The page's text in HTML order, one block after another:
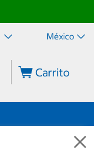
México
Carrito